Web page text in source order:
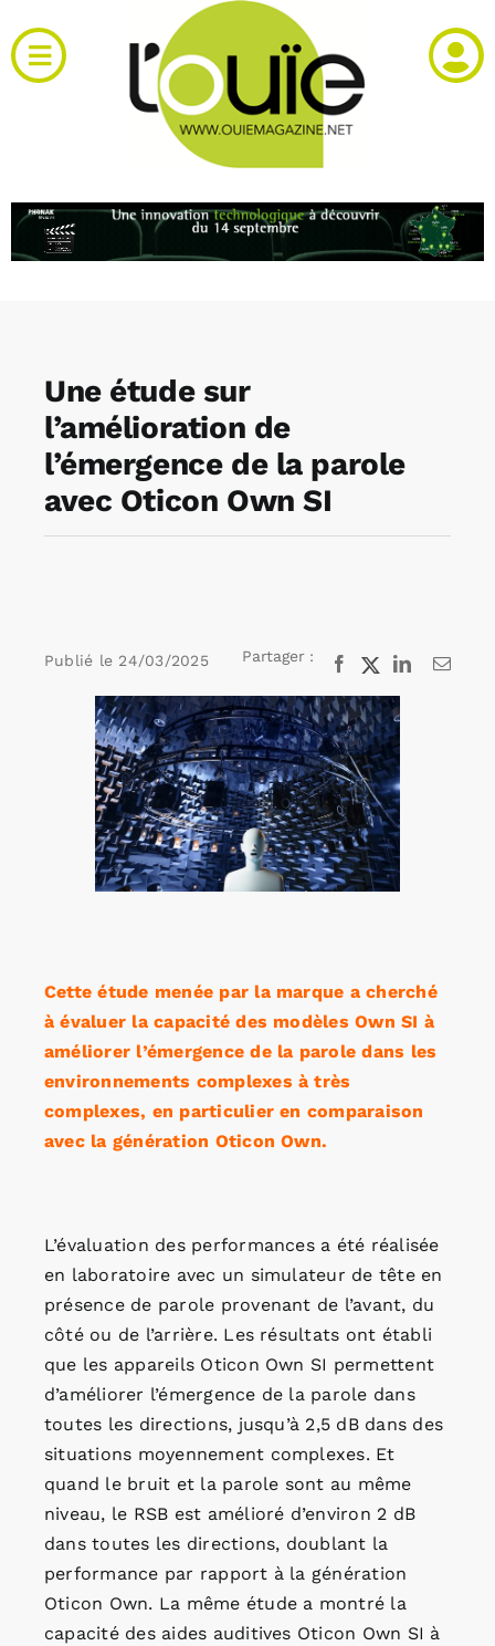
au
contenu
Toggle
Navigation
RH et emploi
Agenda
Annonces emploi
Une étude sur
l’amélioration de
l’émergence de la parole
avec Oticon Own SI
Publié le 24/03/2025 Partager : Facebook
X LinkedInEmail
l'image
agrandie
Cette étude menée par la marque a cherché
à évaluer la capacité des modèles Own SI à
améliorer l’émergence de la parole dans les
environnements complexes à très
complexes, en particulier en comparaison
avec la génération Oticon Own.
L’évaluation des performances a été réalisée
en laboratoire avec un simulateur de tête en
présence de parole provenant de l’avant, du
côté ou de l’arrière. Les résultats ont établi
que les appareils Oticon Own SI permettent
d’améliorer l’émergence de la parole dans
toutes les directions, jusqu’à 2,5 dB dans des
situations moyennement complexes. Et
quand le bruit et la parole sont au même
niveau, le RSB est amélioré d’environ 2 dB
dans toutes les directions, doublant la
performance par rapport à la génération
Oticon Own. La même étude a montré la
capacité des aides auditives Oticon Own SI à